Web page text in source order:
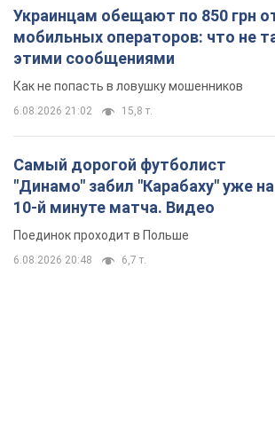
"Динамо" забил "Карабаху" уже на
10-й минуте матча. Видео
Поединок проходит в Польше
6.08.2026 20:48 6,7 т.